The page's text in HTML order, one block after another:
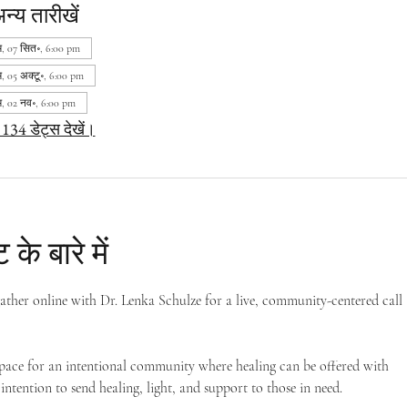
तारीखें
07 सित॰, 6:00 pm
05 अक्टू॰, 6:00 pm
02 नव॰, 6:00 pm
134 डेट्स देखें।
के बारे में
online with Dr. Lenka Schulze for a live, community-centered call
for an intentional community where healing can be offered with
to send healing, light, and support to those in need.